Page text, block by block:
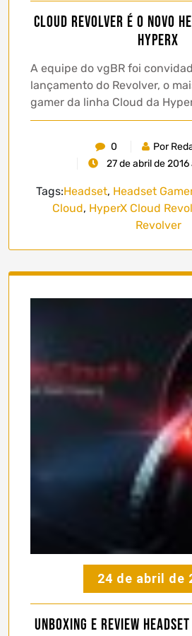
Cloud Revolver é o novo
HyperX
A equipe do vgBR foi
lançamento do Revolver, o
gamer da linha Cloud da
0
Por
27 de abril de 2016
Tags:Headset, Headset
Cloud, HyperX Cloud
Revolver
24 de abril de
Unboxing e Review Headset